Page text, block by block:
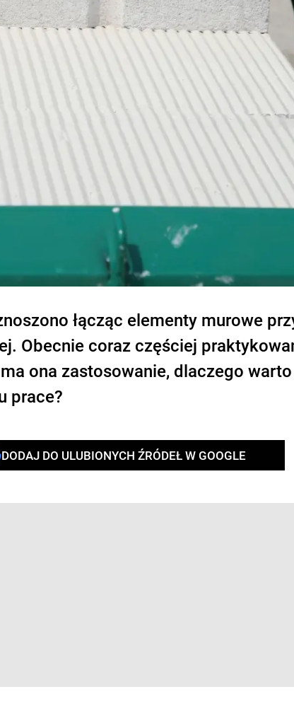
łącząc elementy murowe
Obecnie coraz częściej
ona zastosowanie, dlaczego
prace?
DODAJ DO ULUBIONYCH ŹRÓDEŁ W GOOGLE